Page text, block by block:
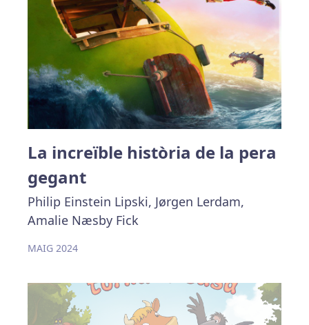
La increïble història de la pera
gegant
Philip Einstein Lipski, Jørgen Lerdam,
Amalie Næsby Fick
MAIG 2024